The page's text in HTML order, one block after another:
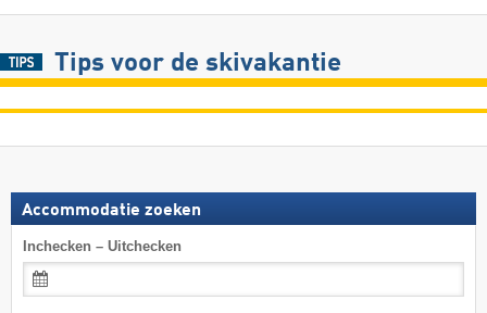
Tips voor de skivakantie
Accommodatie zoeken
Inchecken – Uitchecken